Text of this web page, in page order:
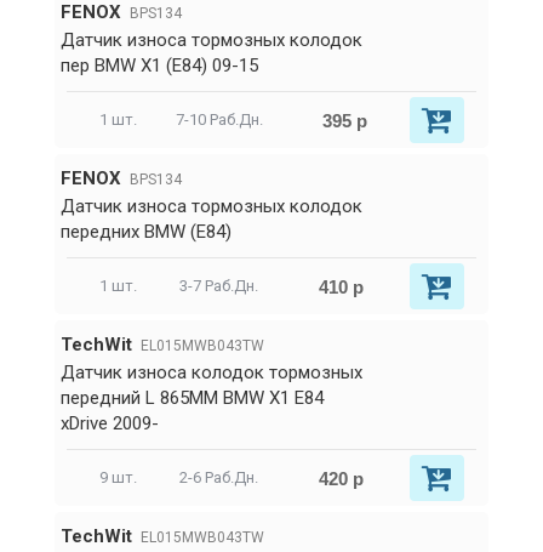
FENOX BPS134
Датчик износа тормозных колодок
пер BMW X1 (E84) 09-15
1 шт. 7-10 Раб.Дн. 395 р
FENOX BPS134
Датчик износа тормозных колодок
передних BMW (E84)
1 шт. 3-7 Раб.Дн. 410 р
TechWit EL015MWB043TW
Датчик износа колодок тормозных
передний L 865MM BMW X1 E84
xDrive 2009-
9 шт. 2-6 Раб.Дн. 420 р
TechWit EL015MWB043TW